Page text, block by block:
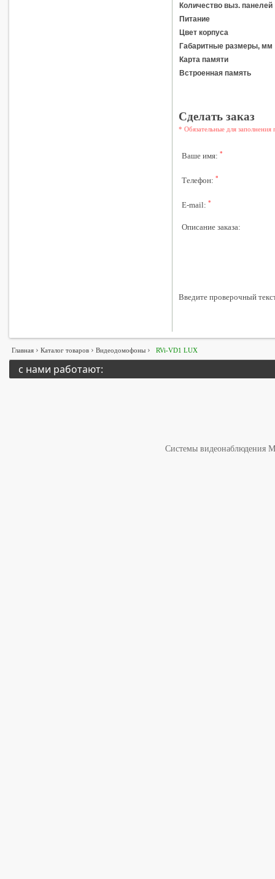
Количество выз. панелей
Питание
Цвет корпуса
Габаритные размеры, мм
Карта памяти
Встроенная память
Сделать заказ
* Обязательные для заполнения
Ваше имя: *
Телефон: *
E-mail: *
Описание заказа:
Введите проверочный
Главная › Каталог товаров › Видеодомофоны › RVi-VD1 LUX
с нами работают:
Системы видеонаблюдения